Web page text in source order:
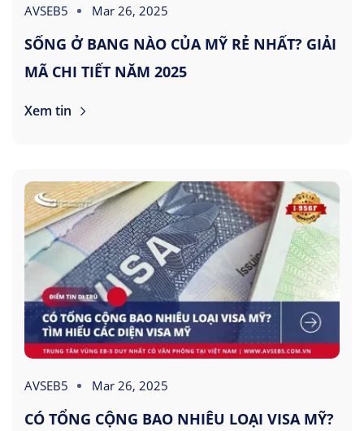
AVSEB5 Mar 26, 2025
SỐNG Ở BANG NÀO CỦA MỸ RẺ NHẤT? GIẢI
MÃ CHI TIẾT NĂM 2025
Xem tin
AVSEB5 Mar 26, 2025
CÓ TỔNG CỘNG BAO NHIÊU LOẠI VISA MỸ?